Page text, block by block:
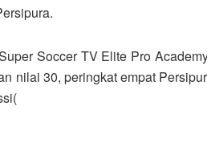
Soccer TV Elite Pro
nilai 30, peringkat empat